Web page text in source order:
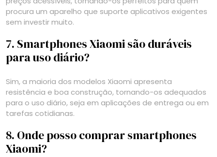
procura um aparelho que suporte aplicativos exigentes
sem investir muito.
7. Smartphones Xiaomi são duráveis
para uso diário?
Sim, a maioria dos modelos Xiaomi apresenta
resistência e boa construção, tornando-os adequados
para o uso diário, seja em aplicações de entrega ou em
tarefas cotidianas.
8. Onde posso comprar smartphones
Xiaomi?